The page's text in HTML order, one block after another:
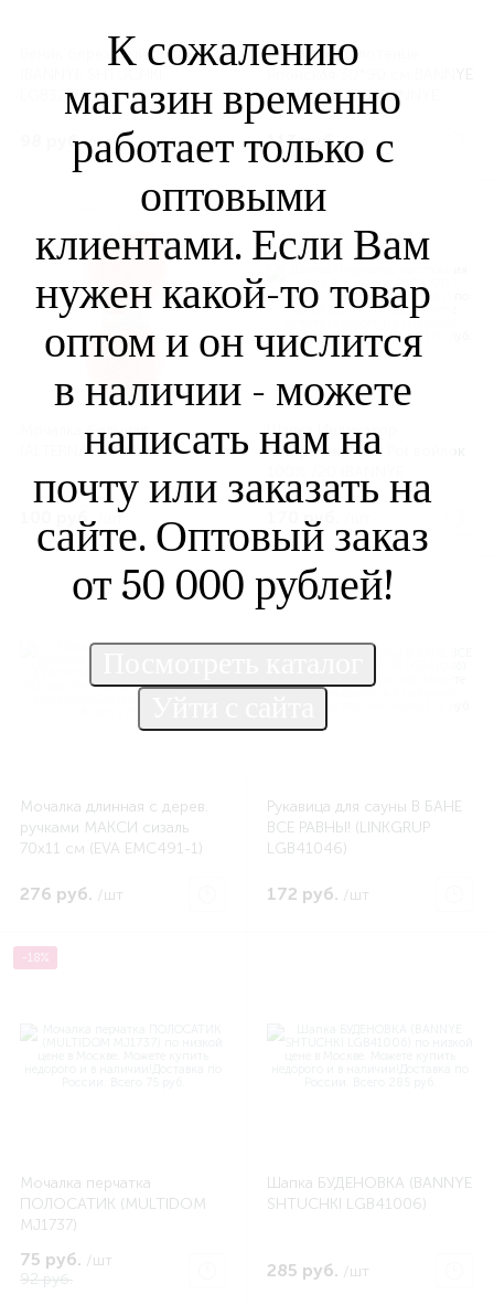
Веник березовый полынь
LGB32107)
98 руб. /шт
Мочалка- полотенце
SHTUCHKI /30 (BANNYE
SHTUCHKI LG40370)
113 руб. /шт
Мочалка большая
(ALTERNATIVA M351)
100 руб. /шт
Шапка Индикатор
настроения Нot Pot войлок
SHTUCHKI LGB41243)
170 руб.
Мочалка длинная с дерев.
ручками МАКСИ сизаль
70х11 см (EVA EMC491-1)
276 руб. /шт
Рукавица для сауны В БАНЕ
ВСЕ РАВНЫ! (LINKGRUP
LGB41046)
172 руб. /шт
-18%
Мочалка перчатка
ПОЛОСАТИК (MULTIDOM
MJ1737)
75 руб. /шт
92 руб.
Шапка БУДЕНОВКА (BANNYE
SHTUCHKI LGB41006)
285 руб. /шт
К сожалению
магазин временно
работает только с
оптовыми
клиентами. Если Вам
нужен какой-то товар
оптом и он числится
в наличии - можете
написать нам на
почту или заказать на
сайте. Оптовый заказ
от 50 000 рублей!